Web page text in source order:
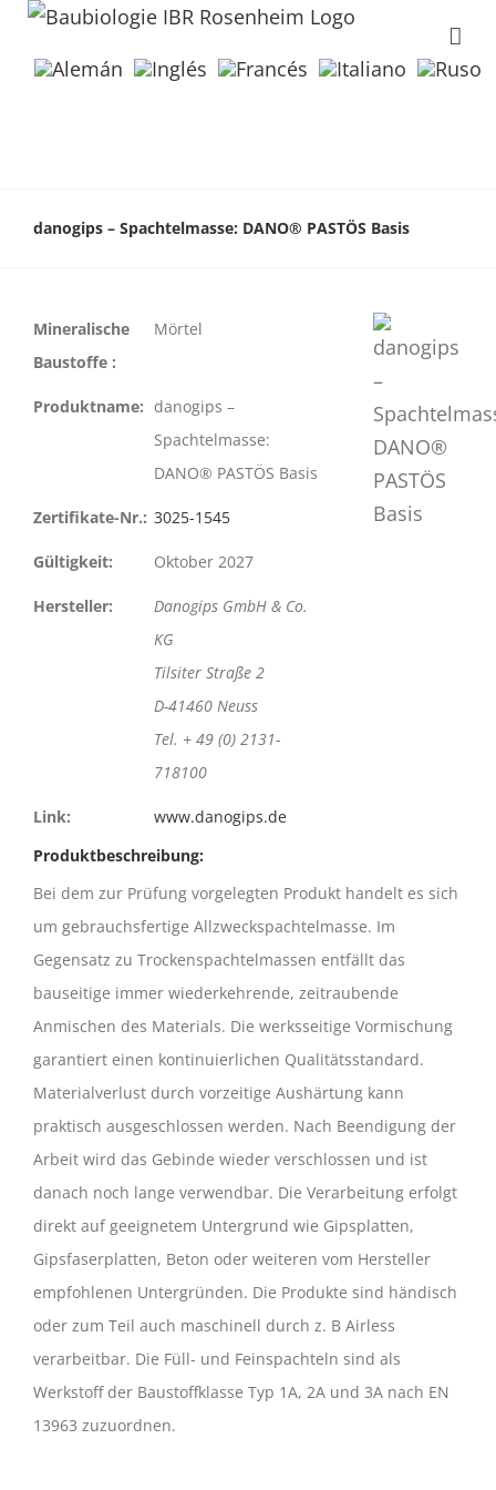
danogips – Spachtelmasse: DANO® PASTÖS Basis
Mineralische
Baustoffe :
Mörtel
Produktname: danogips –
Spachtelmasse:
DANO® PASTÖS Basis
Zertifikate-Nr.: 3025-1545
Gültigkeit: Oktober 2027
Hersteller:
Danogips GmbH & Co.
KG
Tilsiter Straße 2
D-41460 Neuss
Tel. + 49 (0) 2131-
718100
Link:
www.danogips.de
Produktbeschreibung:
Bei dem zur Prüfung vorgelegten Produkt handelt es sich
um gebrauchsfertige Allzweckspachtelmasse. Im
Gegensatz zu Trockenspachtelmassen entfällt das
bauseitige immer wiederkehrende, zeitraubende
Anmischen des Materials. Die werksseitige Vormischung
garantiert einen kontinuierlichen Qualitätsstandard.
Materialverlust durch vorzeitige Aushärtung kann
praktisch ausgeschlossen werden. Nach Beendigung der
Arbeit wird das Gebinde wieder verschlossen und ist
danach noch lange verwendbar. Die Verarbeitung erfolgt
direkt auf geeignetem Untergrund wie Gipsplatten,
Gipsfaserplatten, Beton oder weiteren vom Hersteller
empfohlenen Untergründen. Die Produkte sind händisch
oder zum Teil auch maschinell durch z. B Airless
verarbeitbar. Die Füll- und Feinspachteln sind als
Werkstoff der Baustoffklasse Typ 1A, 2A und 3A nach EN
13963 zuzuordnen.